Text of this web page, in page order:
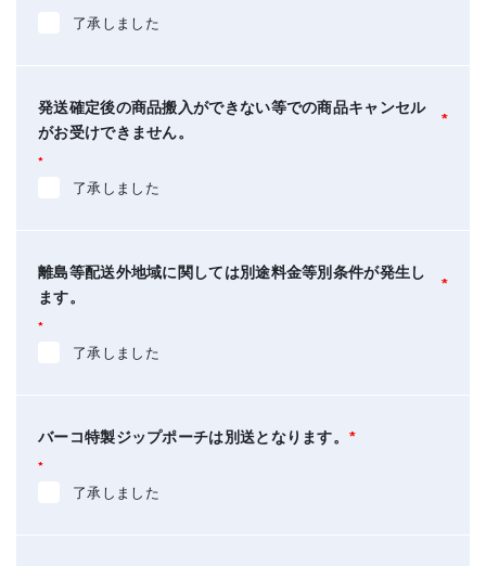
了承しました
発送確定後の商品搬入ができない等での商品キャンセル
がお受けできません。
*
*
了承しました
離島等配送外地域に関しては別途料金等別条件が発生し
ます。
*
*
了承しました
バーコ特製ジップポーチは別送となります。 *
*
了承しました